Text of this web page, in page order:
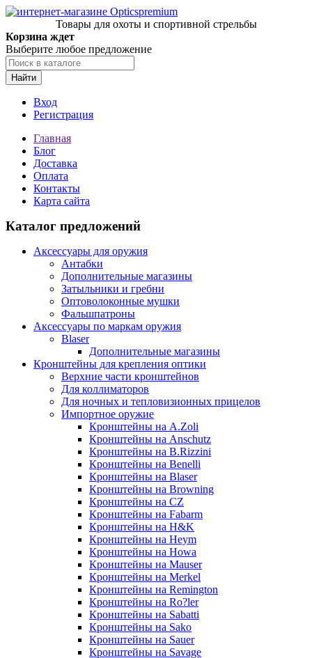
Товары для охоты и спортивной стрельбы
Корзина ждет
Выберите любое предложение
Найти
Вход
Регистрация
Главная
Блог
Доставка
Оплата
Контакты
Карта сайта
Каталог предложений
Аксессуары для оружия
Антабки
Дополнительные магазины
Затыльники и гребни
Оптоволоконные мушки
Фальшпатроны
Аксессуары по маркам оружия
Blaser
Дополнительные магазины
Кронштейны для крепления оптики
Верхние части кронштейнов
Для коллиматоров
Для ночных и тепловизионных прицелов
Импортное оружие
Кронштейны на A.Zoli
Кронштейны на Anschutz
Кронштейны на B.Rizzini
Кронштейны на Benelli
Кронштейны на Blaser
Кронштейны на Browning
Кронштейны на CZ
Кронштейны на Fabarm
Кронштейны на H&K
Кронштейны на Heym
Кронштейны на Howa
Кронштейны на Mauser
Кронштейны на Merkel
Кронштейны на Remington
Кронштейны на Ro?ler
Кронштейны на Sabatti
Кронштейны на Sako
Кронштейны на Sauer
Кронштейны на Savage